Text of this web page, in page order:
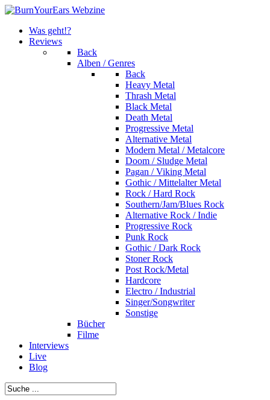
Was geht!?
Reviews
Back
Alben / Genres
Back
Heavy Metal
Thrash Metal
Black Metal
Death Metal
Progressive Metal
Alternative Metal
Modern Metal / Metalcore
Doom / Sludge Metal
Pagan / Viking Metal
Gothic / Mittelalter Metal
Rock / Hard Rock
Southern/Jam/Blues Rock
Alternative Rock / Indie
Progressive Rock
Punk Rock
Gothic / Dark Rock
Stoner Rock
Post Rock/Metal
Hardcore
Electro / Industrial
Singer/Songwriter
Sonstige
Bücher
Filme
Interviews
Live
Blog